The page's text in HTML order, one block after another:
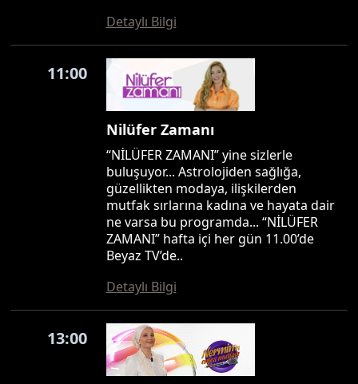
Detaylı Bilgi
11:00
Nilüfer Zamanı
“NİLÜFER ZAMANI” yine sizlerle
buluşuyor... Astrolojiden sağlığa,
güzellikten modaya, ilişkilerden
mutfak sırlarına kadına ve hayata dair
ne varsa bu programda... “NİLÜFER
ZAMANI” hafta içi her gün 11.00’de
Beyaz TV’de..
Detaylı Bilgi
13:00